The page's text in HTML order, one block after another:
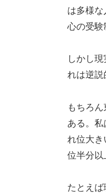
は多様
心の受験
しかし
れは逆説
もちろ
ある。
れ位大
位半分以
たとえば